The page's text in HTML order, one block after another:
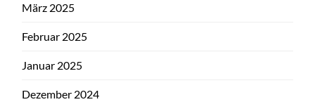
März 2025
Februar 2025
Januar 2025
Dezember 2024